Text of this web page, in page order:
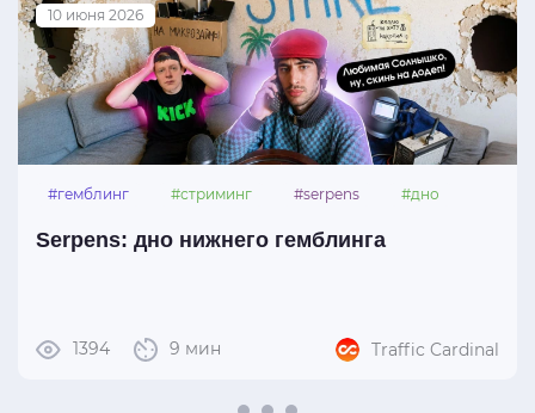
10 июня 2026
#гемблинг #стриминг #serpens #дно
Serpens: дно нижнего гемблинга
1394 9 мин Traffic Cardinal